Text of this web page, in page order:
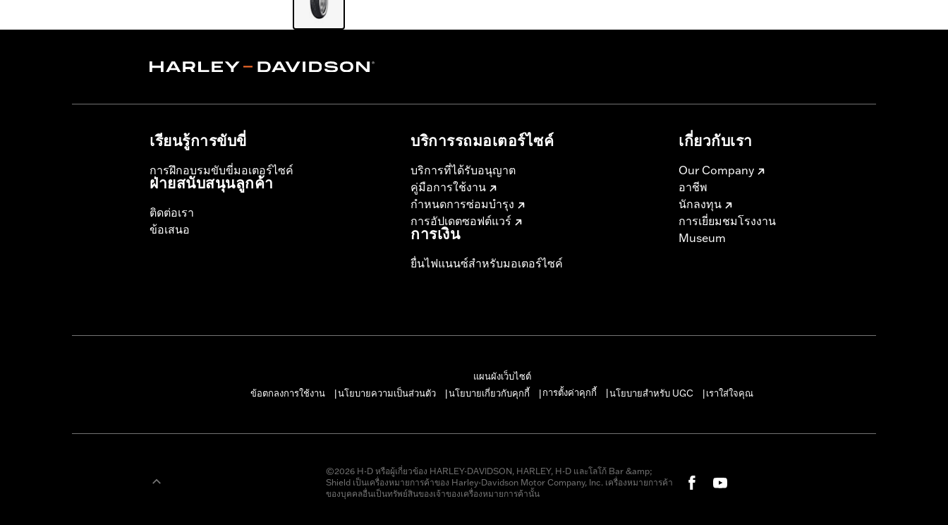
เรียนรู้การขับขี่
การฝึกอบรมขับขี่มอเตอร์ไซค์
ฝ่ายสนับสนุนลูกค้า
ติดต่อเรา
ข้อเสนอ
บริการรถมอเตอร์ไซค์​
บริการที่ได้รับอนุญาต
คู่มือการใช้งาน
กำหนดการซ่อมบำรุง
การอัปเดตซอฟต์แวร์
การเงิน
ยื่นไฟแนนซ์สำหรับมอเตอร์ไซค์
เกี่ยวกับเรา
Our Company
อาชีพ
นักลงทุน
การเยี่ยมชมโรงงาน
Museum
แผนผังเว็บไซต์
ข้อตกลงการใช้งาน
นโยบายความเป็นส่วนตัว นโยบายเกี่ยวกับคุกกี้ การตั้งค่าคุกกี้ นโยบายสำหรับ UGC เราใส่ใจคุณ
©2026 H-D หรือผู้เกี่ยวข้อง HARLEY-DAVIDSON, HARLEY, H-D และโลโก้ Bar &amp;
Shield เป็นเครื่องหมายการค้าของ Harley-Davidson Motor Company, Inc. เครื่องหมายการค้า
ของบุคคลอื่นเป็นทรัพย์สินของเจ้าของเครื่องหมายการค้านั้น